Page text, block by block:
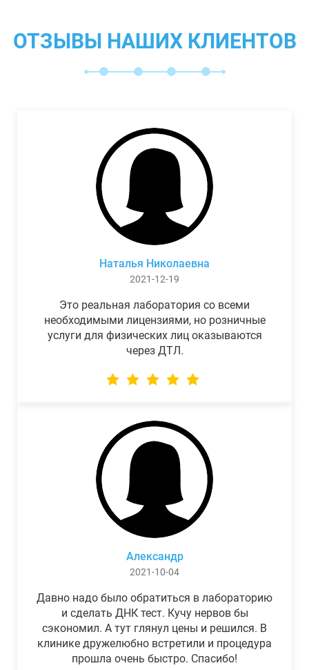
ОТЗЫВЫ НАШИХ КЛИЕНТОВ
Наталья Николаевна
2021-12-19
Это реальная лаборатория со всеми
необходимыми лицензиями, но розничные
услуги для физических лиц оказываются
через ДТЛ.
Александр
2021-10-04
Давно надо было обратиться в лабораторию
и сделать ДНК тест. Кучу нервов бы
сэкономил. А тут глянул цены и решился. В
клинике дружелюбно встретили и процедура
прошла очень быстро. Спасибо!